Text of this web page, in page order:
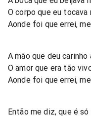
O corpo que eu tocava
Aonde foi que errei,
A mão que deu
O amor que era tão
Aonde foi que errei,
Então me diz, que é